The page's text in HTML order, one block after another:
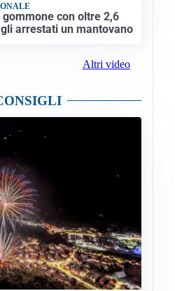
gommone con oltre 2,6
arrestati un mantovano
Altri video